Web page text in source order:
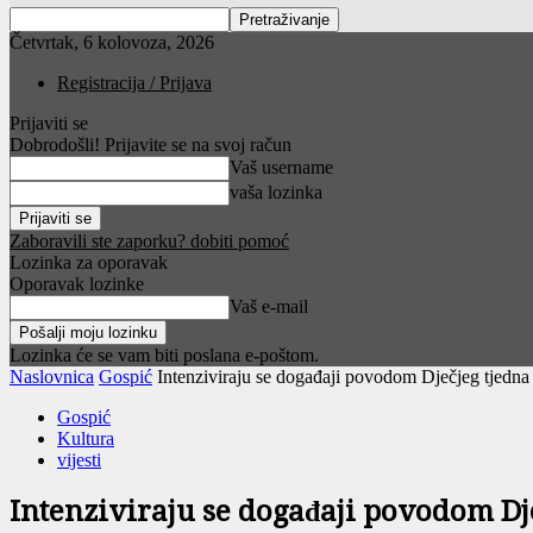
Četvrtak, 6 kolovoza, 2026
Registracija / Prijava
Prijaviti se
Dobrodošli! Prijavite se na svoj račun
Vaš username
vaša lozinka
Zaboravili ste zaporku? dobiti pomoć
Lozinka za oporavak
Oporavak lozinke
Vaš e-mail
Lozinka će se vam biti poslana e-poštom.
Naslovnica Gospić Intenziviraju se događaji povodom Dječjeg tjedna
Gospić
Kultura
vijesti
Intenziviraju se događaji povodom